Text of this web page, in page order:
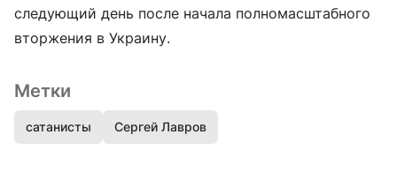
следующий день после начала полномасштабного
вторжения в Украину.
Метки
сатанисты Сергей Лавров